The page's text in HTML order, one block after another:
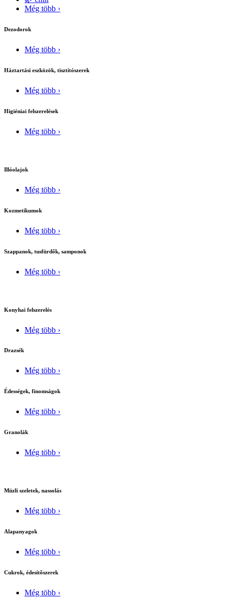
Még több ›
Dezodorok
Még több ›
Háztartási eszközök, tisztítószerek
Még több ›
Higiéniai felszerelések
Még több ›
Illóolajok
Még több ›
Kozmetikumok
Még több ›
Szappanok, tusfürdők, samponok
Még több ›
Konyhai felszerelés
Még több ›
Drazsék
Még több ›
Édességek, finomságok
Még több ›
Granolák
Még több ›
Müzli szeletek, nassolás
Még több ›
Alapanyagok
Még több ›
Cukrok, édesítõszerek
Még több ›